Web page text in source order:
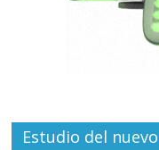
Estudio del